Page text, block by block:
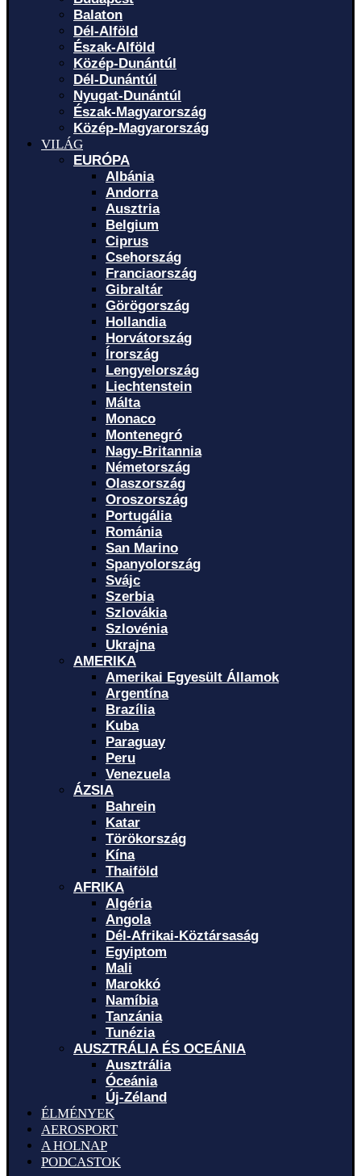
Balaton
Dél-Alföld
Észak-Alföld
Közép-Dunántúl
Dél-Dunántúl
Nyugat-Dunántúl
Észak-Magyarország
Közép-Magyarország
VILÁG
EURÓPA
Albánia
Andorra
Ausztria
Belgium
Ciprus
Csehország
Franciaország
Gibraltár
Görögország
Hollandia
Horvátország
Írország
Lengyelország
Liechtenstein
Málta
Monaco
Montenegró
Nagy-Britannia
Németország
Olaszország
Oroszország
Portugália
Románia
San Marino
Spanyolország
Svájc
Szerbia
Szlovákia
Szlovénia
Ukrajna
AMERIKA
Amerikai Egyesült Államok
Argentína
Brazília
Kuba
Paraguay
Peru
Venezuela
ÁZSIA
Bahrein
Katar
Törökország
Kína
Thaiföld
AFRIKA
Algéria
Angola
Dél-Afrikai-Köztársaság
Egyiptom
Mali
Marokkó
Namíbia
Tanzánia
Tunézia
AUSZTRÁLIA ÉS OCEÁNIA
Ausztrália
Óceánia
Új-Zéland
ÉLMÉNYEK
AEROSPORT
A HOLNAP
PODCASTOK